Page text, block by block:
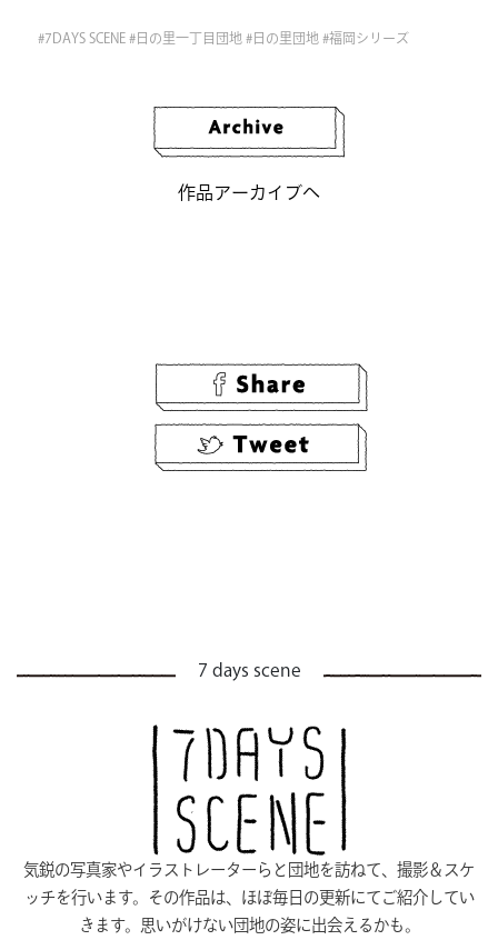
#7DAYS SCENE # 日の里一丁目団地 # 日の里団地 #福岡シリーズ
作品アーカイブへ
7 days scene
気鋭の写真家やイラストレーターらと団地を訪ねて、撮影＆スケ
ッチを行います。その作品は、ほぼ毎日の更新にてご紹介してい
きます。思いがけない団地の姿に出会えるかも。